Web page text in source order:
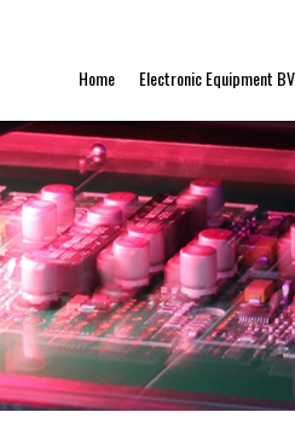
Home Electronic Equipment BV